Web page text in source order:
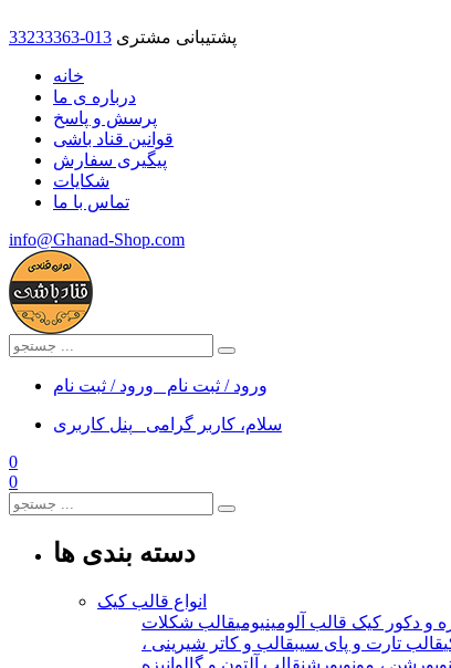
33233363-013 پشتیبانی مشتری
خانه
درباره ی ما
پرسش و پاسخ
قوانین قناد باشی
پیگیری سفارش
شکایات
تماس با ما
info@Ghanad-Shop.com
ورود / ثبت نام ورود / ثبت نام
سلام، کاربر گرامی
پنل کاربری
0
0
دسته بندی ها
انواع قالب کیک
و دکور کیک قالب آلومینیومیقالب شکلات
قالب تارت و پای سیبقالب و کاتر شیرینی ،
، مونوپورشنقالب آلتون و گالوانیزه